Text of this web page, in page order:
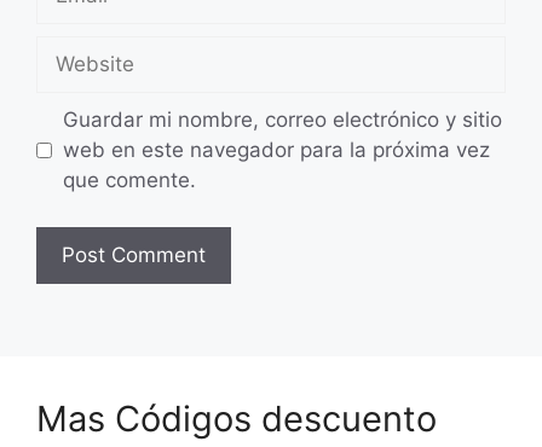
Website
Guardar mi nombre, correo electrónico y sitio
web en este navegador para la próxima vez
que comente.
Mas Códigos descuento